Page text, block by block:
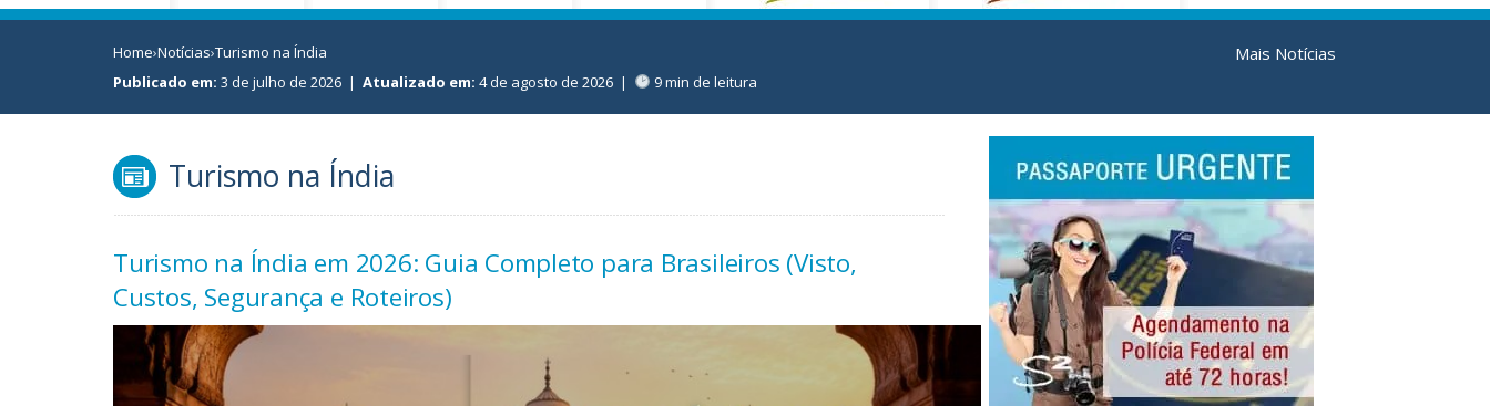
Home›Notícias›Turismo na Índia
Publicado em: 3 de julho de 2026 | Atualizado em: 4 de agosto de 2026 | 9 min de leitura
Mais Notícias
Turismo na Índia
Turismo na Índia em 2026: Guia Completo para Brasileiros (Visto,
Custos, Segurança e Roteiros)